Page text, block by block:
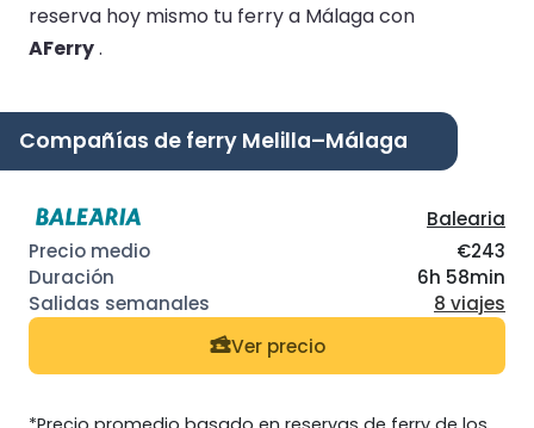
reserva hoy mismo tu ferry a Málaga con
AFerry.
Compañías de ferry Melilla–Málaga
Balearia
€243
6h 58min
8 viajes
Ver precio